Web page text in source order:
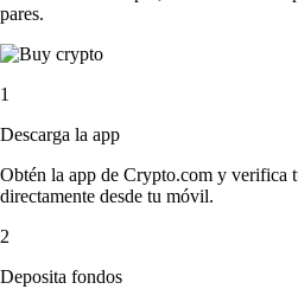
pares.
1
Descarga la app
Obtén la app de Crypto.com y verifica
directamente desde tu móvil.
2
Deposita fondos